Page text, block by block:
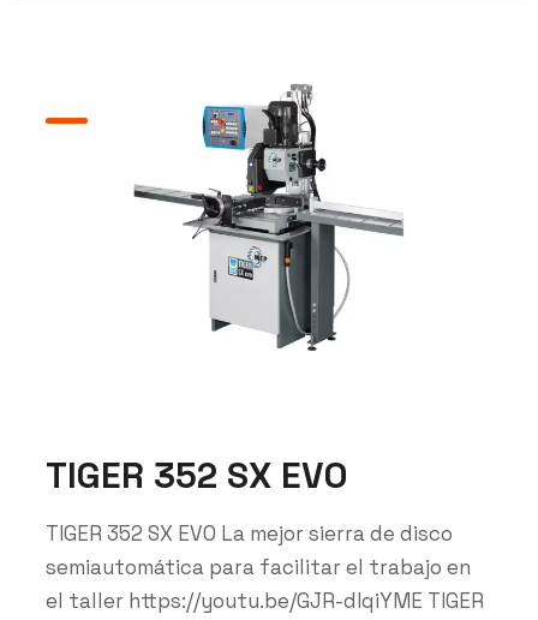
TIGER 352 SX EVO
TIGER 352 SX EVO La mejor sierra de disco
semiautomática para facilitar el trabajo en
el taller https://youtu.be/GJR-dIqiYME TIGER